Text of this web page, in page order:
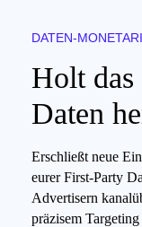
DATEN-
Holt das
Daten
Erschließt neue
eurer First-Party
Advertisern
präzisem